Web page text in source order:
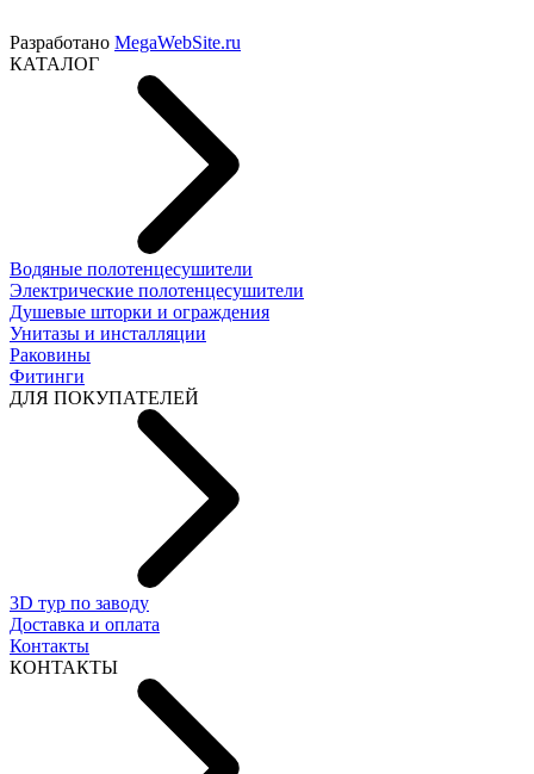
Разработано MegaWebSite.ru
КАТАЛОГ
Водяные полотенцесушители
Электрические полотенцесушители
Душевые шторки и ограждения
Унитазы и инсталляции
Раковины
Фитинги
ДЛЯ ПОКУПАТЕЛЕЙ
3D тур по заводу
Доставка и оплата
Контакты
КОНТАКТЫ